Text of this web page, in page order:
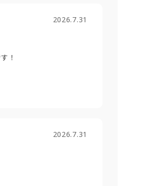
2026.7.31
！
2026.7.31